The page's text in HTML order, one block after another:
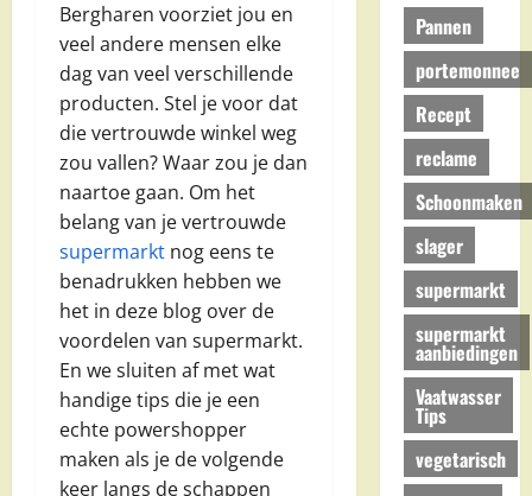
Bergharen voorziet jou en
veel andere mensen elke
dag van veel verschillende
producten. Stel je voor dat
die vertrouwde winkel weg
zou vallen? Waar zou je dan
naartoe gaan. Om het
belang van je vertrouwde
supermarkt nog eens te
benadrukken hebben we
het in deze blog over de
voordelen van supermarkt.
En we sluiten af met wat
handige tips die je een
echte powershopper
maken als je de volgende
keer langs de schappen
Pannen
portemonnee
Recept
reclame
Schoonmaken
slager
supermarkt
supermarkt
aanbiedingen
Vaatwasser
Tips
vegetarisch